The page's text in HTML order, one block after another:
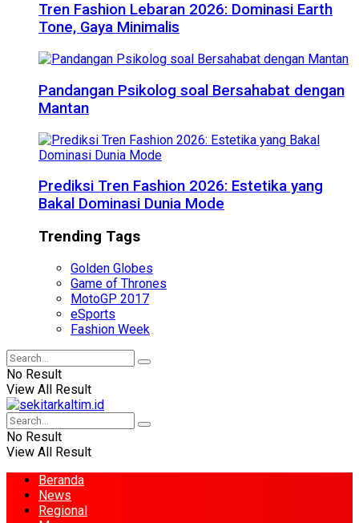
Tren Fashion Lebaran 2026: Dominasi Earth
Tone, Gaya Minimalis
Pandangan Psikolog soal Bersahabat dengan
Mantan
Prediksi Tren Fashion 2026: Estetika yang
Bakal Dominasi Dunia Mode
Trending Tags
Golden Globes
Game of Thrones
MotoGP 2017
eSports
Fashion Week
No Result
View All Result
No Result
View All Result
Beranda
News
Regional